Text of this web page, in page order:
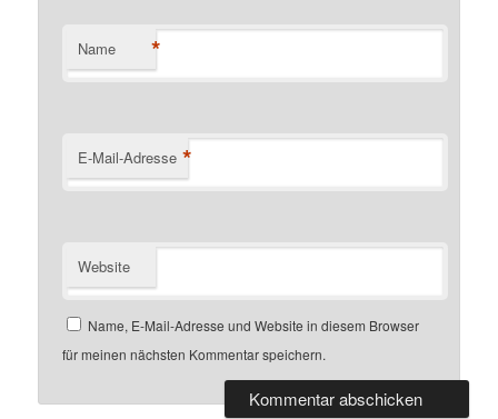
Name *
E-Mail-Adresse *
Website
Name, E-Mail-Adresse und Website in diesem Browser
für meinen nächsten Kommentar speichern.